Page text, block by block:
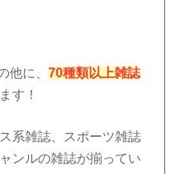
他に、70種類以上雑誌
す！
系雑誌、スポーツ雑誌
ンルの雑誌が揃ってい